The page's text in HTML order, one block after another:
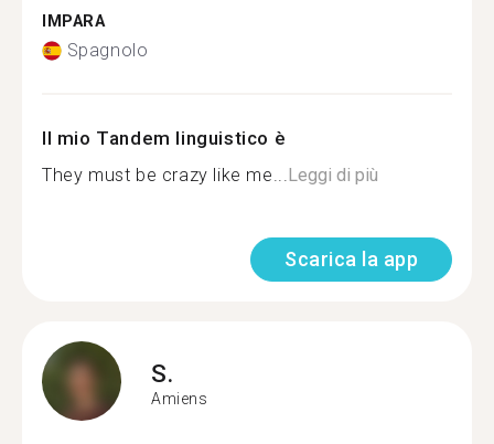
IMPARA
Spagnolo
Il mio Tandem linguistico è
They must be crazy like me...Leggi di più
Scarica la app
S.
Amiens